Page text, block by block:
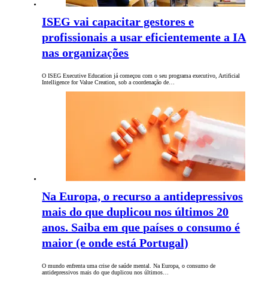
ISEG vai capacitar gestores e
profissionais a usar eficientemente a IA
nas organizações
O ISEG Executive Education já começou com o seu programa executivo, Artificial
Intelligence for Value Creation, sob a coordenação de…
Na Europa, o recurso a antidepressivos
mais do que duplicou nos últimos 20
anos. Saiba em que países o consumo é
maior (e onde está Portugal)
O mundo enfrenta uma crise de saúde mental. Na Europa, o consumo de
antidepressivos mais do que duplicou nos últimos…